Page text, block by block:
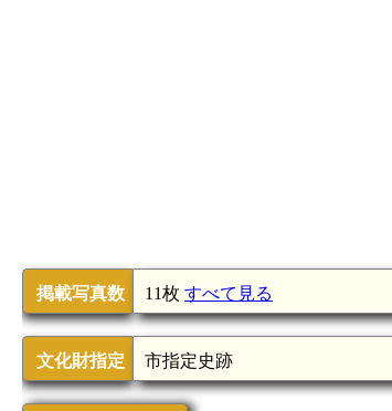
掲載写真数 11枚 すべて見る
文化財指定 市指定史跡